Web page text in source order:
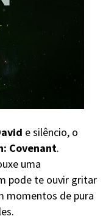
e silêncio, o
Covenant.
uma
pode te ouvir gritar
momentos de pura